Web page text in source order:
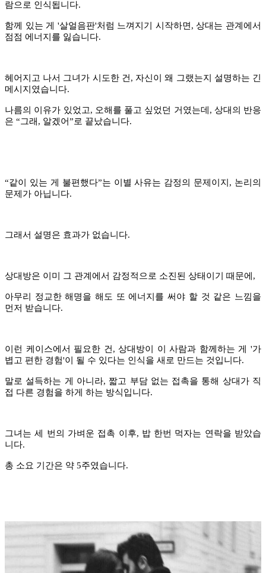
람으로 인식됩니다.
함께 있는 게 '살얼음판'처럼 느껴지기 시작하면, 상대는 관계에서
점점 에너지를 잃습니다.
헤어지고 나서 그녀가 시도한 건, 자신이 왜 그랬는지 설명하는 긴
메시지였습니다.
나름의 이유가 있었고, 오해를 풀고 싶었던 거였는데, 상대의 반응
은 “그래, 알겠어”로 끝났습니다.
“같이 있는 게 불편했다”는 이별 사유는 감정의 문제이지, 논리의
문제가 아닙니다.
그래서 설명은 효과가 없습니다.
상대방은 이미 그 관계에서 감정적으로 소진된 상태이기 때문에,
아무리 정교한 해명을 해도 또 에너지를 써야 할 것 같은 느낌을
먼저 받습니다.
이런 케이스에서 필요한 건, 상대방이 이 사람과 함께하는 게 '가
볍고 편한 경험'이 될 수 있다는 인식을 새로 만드는 것입니다.
말로 설득하는 게 아니라, 짧고 부담 없는 접촉을 통해 상대가 직
접 다른 경험을 하게 하는 방식입니다.
그녀는 세 번의 가벼운 접촉 이후, 밥 한번 먹자는 연락을 받았습
니다.
총 소요 기간은 약 5주였습니다.